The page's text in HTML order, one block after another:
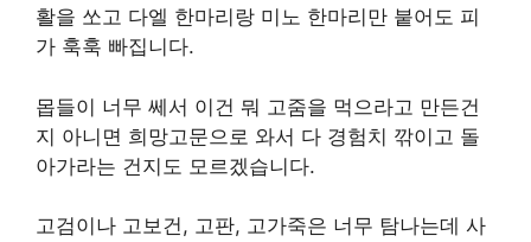
활을 쏘고 다엘 한마리랑 미노 한마리만 붙어도 피
가 훅훅 빠집니다.
몹들이 너무 쎄서 이건 뭐 고줌을 먹으라고 만든건
지 아니면 희망고문으로 와서 다 경험치 깎이고 돌
아가라는 건지도 모르겠습니다.
고검이나 고보건, 고판, 고가죽은 너무 탐나는데 사